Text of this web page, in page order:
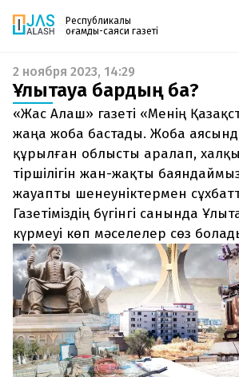
Республикалық
қоғамдық-саяси газеті
Жаңалықтар
Спорт
Live
Руханият
Аймақ
Архив
Заң және тәртіп
Редакциямен байланыс
+7 708 604 51 06
Жарнама бөлімі
+7 701 220 64 52
Пошта
zhasalash100@gmail.com
Газетке жазылу
PDF форматтағы газетті ай сайын
поштаңызға алып отырыңыз. Жаңа
шыққан сәтте сізге бірден жіберіледі.
енгізіңіз, біз қалғанын өзіміз жібереміз.
2 ноября 2023, 14:29
Ұлытауға бардың ба?
«Жас Алаш» газеті «Менің
жаңа жоба бастады. Жоба
құрылған облысты аралап,
тіршілігін жан-жақты
жауапты шенеуніктермен
Газетіміздің бүгінгі санында
күрмеуі көп мәселелер сөз